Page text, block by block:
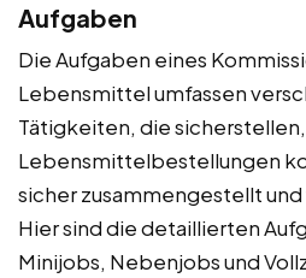
Aufgaben
Die Aufgaben eines
Lebensmittel umfassen
Tätigkeiten, die sicherstellen,
Lebensmittelbestellungen
sicher zusammengestellt
Hier sind die detaillierten
Minijobs, Nebenjobs und